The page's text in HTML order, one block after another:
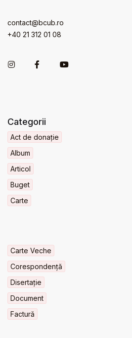
contact@bcub.ro
+40 21 312 01 08
Categorii
Act de donație
Album
Articol
Buget
Carte
Carte Veche
Corespondență
Disertație
Document
Factură